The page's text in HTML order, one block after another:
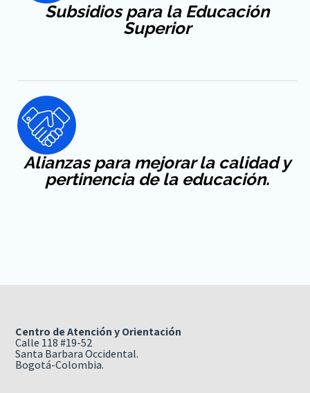
Subsidios para la Educación
Superior
Alianzas para mejorar la calidad y
pertinencia de la educación.
Centro de Atención y Orientación
Calle 118 #19-52
Santa Barbara Occidental.
Bogotá-Colombia.